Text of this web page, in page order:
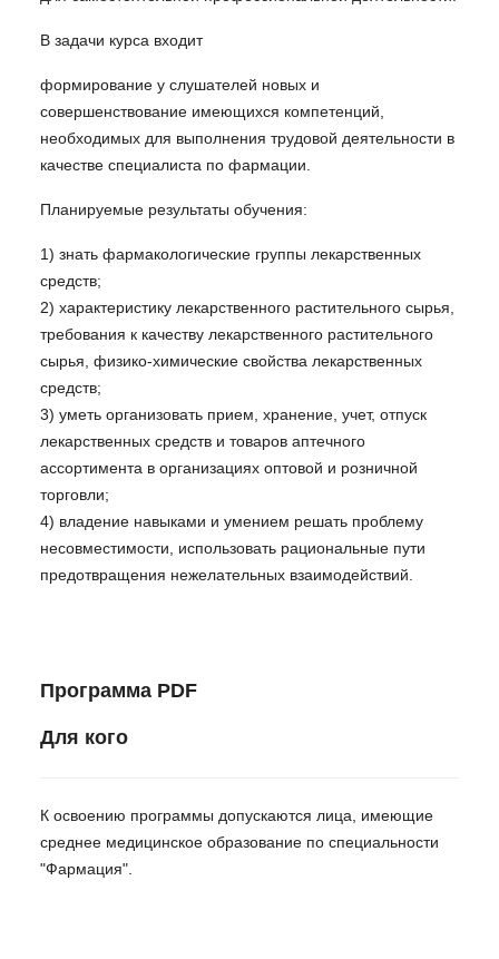
В задачи курса входит
формирование у слушателей новых и
совершенствование имеющихся компетенций,
необходимых для выполнения трудовой деятельности в
качестве специалиста по фармации.
Планируемые результаты обучения:
1) знать фармакологические группы лекарственных
средств;
2) характеристику лекарственного растительного сырья,
требования к качеству лекарственного растительного
сырья, физико-химические свойства лекарственных
средств;
3) уметь организовать прием, хранение, учет, отпуск
лекарственных средств и товаров аптечного
ассортимента в организациях оптовой и розничной
торговли;
4) владение навыками и умением решать проблему
несовместимости, использовать рациональные пути
предотвращения нежелательных взаимодействий.
Программа PDF
Для кого
К освоению программы допускаются лица, имеющие
среднее медицинское образование по специальности
"Фармация".